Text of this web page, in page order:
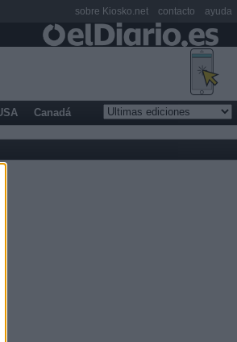
Canadá
sobre Kiosko.net contacto ayuda